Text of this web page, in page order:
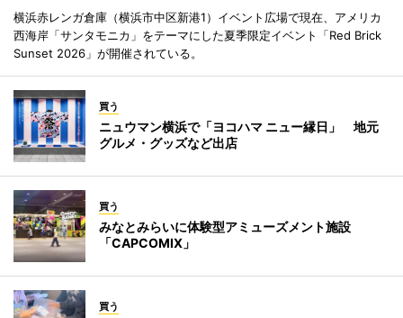
横浜赤レンガ倉庫（横浜市中区新港1）イベント広場で現在、アメリカ
西海岸「サンタモニカ」をテーマにした夏季限定イベント「Red Brick
Sunset 2026」が開催されている。
買う
ニュウマン横浜で「ヨコハマ ニュー縁日」 地元
グルメ・グッズなど出店
買う
みなとみらいに体験型アミューズメント施設
「CAPCOMIX」
買う